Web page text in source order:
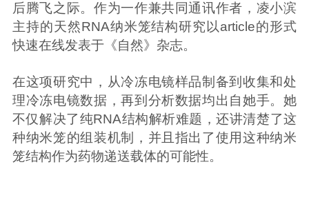
后腾飞之际。作为一作兼共同通讯作者，凌小滨
主持的天然RNA纳米笼结构研究以article的形式
快速在线发表于《自然》杂志。
在这项研究中，从冷冻电镜样品制备到收集和处
理冷冻电镜数据，再到分析数据均出自她手。她
不仅解决了纯RNA结构解析难题，还讲清楚了这
种纳米笼的组装机制，并且指出了使用这种纳米
笼结构作为药物递送载体的可能性。